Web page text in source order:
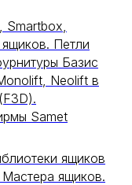
Smartbox,
Петли
Базис
Neolift в
Samet
ящиков
ящиков.